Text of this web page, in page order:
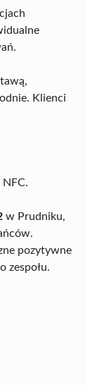
Klienci
w Prudniku,
pozytywne
zespołu.